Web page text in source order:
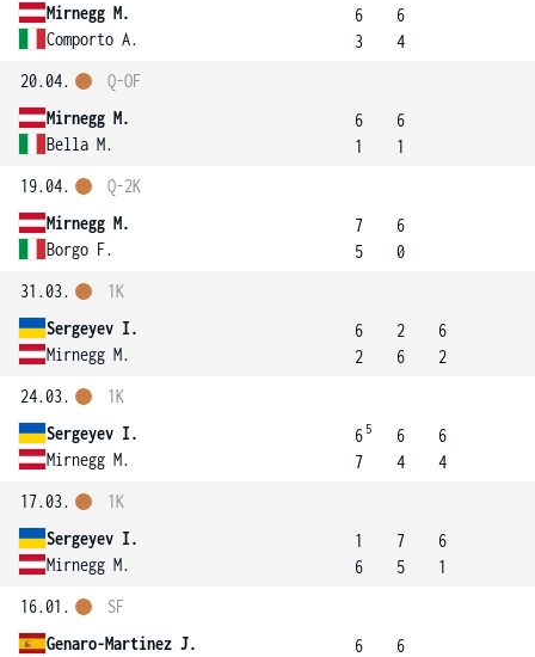
Mirnegg M.
Comporto A.
6
3
6
4
20.04.
Mirnegg M.
Bella M.
Q-OF
6
1
6
1
19.04.
Mirnegg M.
Borgo F.
Q-2K
7
5
6
0
31.03.
Sergeyev I.
Mirnegg M.
1K
6
2
2
6
6
2
24.03.
Sergeyev I.
Mirnegg M.
1K
6 5
7
6
4
6
4
17.03.
Sergeyev I.
Mirnegg M.
1K
1
6
7
5
6
1
16.01.
Genaro-Martinez J.
SF
6
6